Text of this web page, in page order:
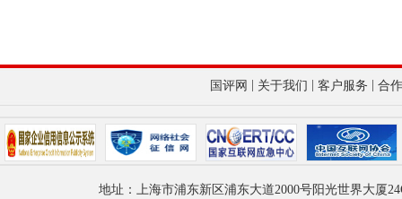
国评网 关于我们 客户服务 合
地址：上海市浦东新区浦东大道2000号阳光世界大厦